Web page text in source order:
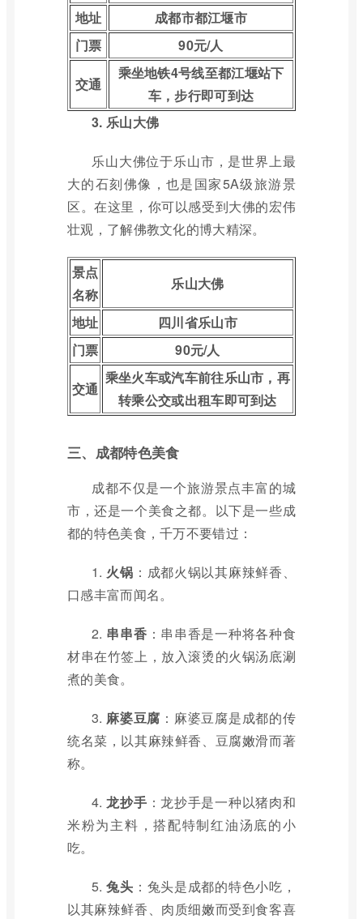
地址
成都市都江堰市
门票
90元/人
交通
乘坐地铁4号线至都江堰站下
车，步行即可到达
3. 乐山大佛
乐山大佛位于乐山市，是世界上最
大的石刻佛像，也是国家5A级旅游景
区。在这里，你可以感受到大佛的宏伟
壮观，了解佛教文化的博大精深。
景点
名称
乐山大佛
地址
四川省乐山市
门票
90元/人
交通
乘坐火车或汽车前往乐山市，再
转乘公交或出租车即可到达
三、 成都特色美食
成都不仅是一个旅游景点丰富的城
市，还是一个美食之都。以下是一些成
都的特色美食，千万不要错过：
1. 火锅 ：成都火锅以其麻辣鲜香、
口感丰富而闻名。
2. 串串香 ：串串香是一种将各种食
材串在竹签上，放入滚烫的火锅汤底涮
煮的美食。
3. 麻婆豆腐 ：麻婆豆腐是成都的传
统名菜，以其麻辣鲜香、豆腐嫩滑而著
称。
4.龙抄手 ：龙抄手是一种以猪肉和
米粉为主料，搭配特制红油汤底的小
吃。
5.兔头 ：兔头是成都的特色小吃，
以其麻辣鲜香、肉质细嫩而受到食客喜